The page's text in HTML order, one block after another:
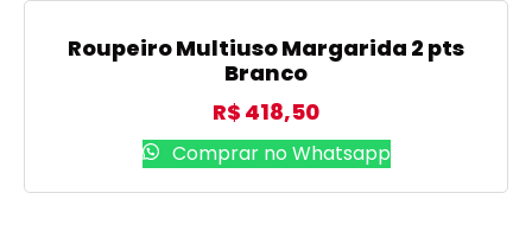
Roupeiro Multiuso Margarida 2 pts
Branco
R$ 418,50
Comprar no Whatsapp